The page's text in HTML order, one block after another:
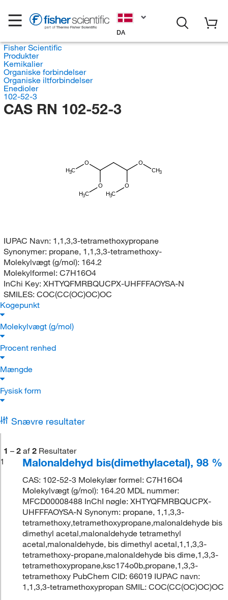
DA
Fisher Scientific
Produkter
Kemikalier
Organiske forbindelser
Organiske iltforbindelser
Enedioler
102-52-3
CAS RN 102-52-3
CH3
O
O
H3C
O
H3C
O
H3C
IUPAC Navn: 1,1,3,3-tetramethoxypropane
Synonymer: propane, 1,1,3,3-tetramethoxy-
Molekylvægt (g/mol): 164.2
Molekylformel: C7H16O4
InChi Key: XHTYQFMRBQUCPX-UHFFFAOYSA-N
SMILES: COC(CC(OC)OC)OC
Kogepunkt
Molekylvægt (g/mol)
Procent renhed
Mængde
Fysisk form
Snævre resultater
1 – 2 af 2 Resultater
1
Malonaldehyd bis(dimethylacetal), 98 %
CAS: 102-52-3 Molekylær formel: C7H16O4
Molekylvægt (g/mol): 164.20 MDL nummer:
MFCD00008488 InChI nøgle: XHTYQFMRBQUCPX-
UHFFFAOYSA-N Synonym: propane, 1,1,3,3-
tetramethoxy,tetramethoxypropane,malonaldehyde bis
dimethyl acetal,malonaldehyde tetramethyl
acetal,malonaldehyde, bis dimethyl acetal,1,1,3,3-
tetramethoxy-propane,malonaldehyde bis dime,1,3,3-
tetramethoxypropane,ksc174o0b,propane,1,3,3-
tetramethoxy PubChem CID: 66019 IUPAC navn:
1,1,3,3-tetramethoxypropan SMIL: COC(CC(OC)OC)OC